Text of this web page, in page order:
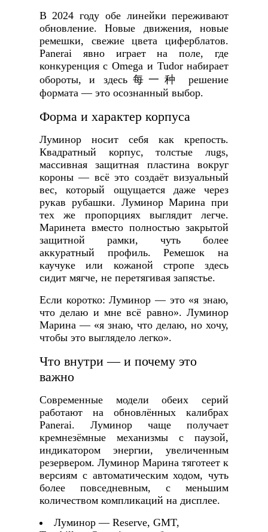
В 2024 году обе линейки переживают
обновление. Новые движения, новые
ремешки, свежие цвета циферблатов.
Panerai явно играет на поле, где
конкуренция с Omega и Tudor набирает
обороты, и здесь每一种 решение
формата — это осознанный выбор.
Форма и характер корпуса
Луминор носит себя как крепость.
Квадратный корпус, толстые лugs,
массивная защитная пластина вокруг
короны — всё это создаёт визуальный
вес, который ощущается даже через
рукав рубашки. Луминор Марина при
тех же пропорциях выглядит легче.
Маринета вместо полностью закрытой
защитной рамки, чуть более
аккуратный профиль. Ремешок на
каучуке или кожаной стропе здесь
сидит мягче, не перетягивая запястье.
Если коротко: Луминор — это «я знаю,
что делаю и мне всё равно». Луминор
Марина — «я знаю, что делаю, но хочу,
чтобы это выглядело легко».
Что внутри — и почему это
важно
Современные модели обеих серий
работают на обновлённых калибрах
Panerai. Луминор чаще получает
кремнезёмные механизмы с паузой,
индикатором энергии, увеличенным
резервером. Луминор Марина тяготеет к
версиям с автоматическим ходом, чуть
более повседневным, с меньшим
количеством компликаций на дисплее.
Луминор — Reserve, GMT,